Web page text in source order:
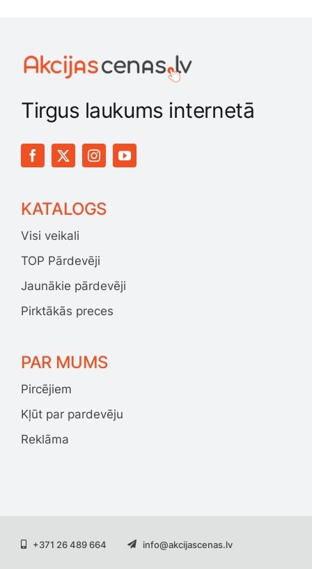
Tirgus laukums internetā
KATALOGS
Visi veikali
TOP Pārdevēji
Jaunākie pārdevēji
Pirktākās preces
PAR MUMS
Pircējiem
Kļūt par pardevēju
Reklāma
+371 26 489 664 info@akcijascenas.lv